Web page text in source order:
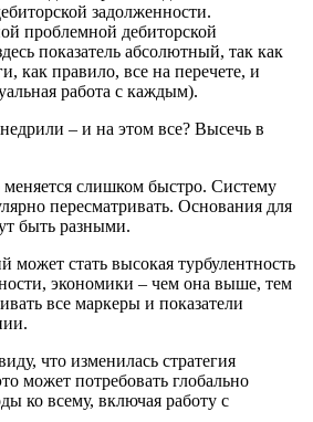
задолженности.
проблемной дебиторской
показатель абсолютный, так как
как правило, все на перечете, и
работа с каждым).
– и на этом все? Высечь в
слишком быстро. Систему
пересматривать. Основания для
быть разными.
может стать высокая турбулентность
экономики – чем она выше, тем
все маркеры и показатели
что изменилась стратегия
может потребовать глобально
ко всему, включая работу с